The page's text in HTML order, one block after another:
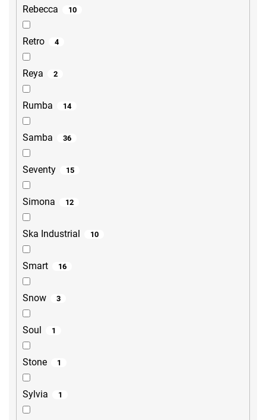
Rebecca 10
Retro 4
Reya 2
Rumba 14
Samba 36
Seventy 15
Simona 12
Ska Industrial 10
Smart 16
Snow 3
Soul 1
Stone 1
Sylvia 1